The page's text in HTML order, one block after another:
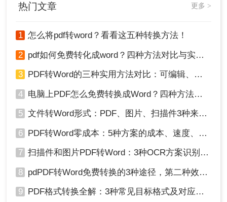
热门文章 更多 >
1 怎么将pdf转word？看看这五种转换方法！
2 pdf如何免费转化成word？四种方法对比与实操指南（附详细表格）
3 PDF转Word的三种实用方法对比：可编辑、保格式、避风险！
4 电脑上PDF怎么免费转换成Word？四种方法对比与实操指南（附详细表格）!
5 文件转Word形式：PDF、图片、扫描件3种来源分别怎么处理！
6 PDF转Word零成本：5种方案的成本、速度、精度对比！
7 扫描件和图片PDF转Word：3种OCR方案识别率实测！
8 pdPDF转Word免费转换的3种途径，第二种效率最高！
9 PDF格式转换全解：3种常见目标格式及对应操作方法！